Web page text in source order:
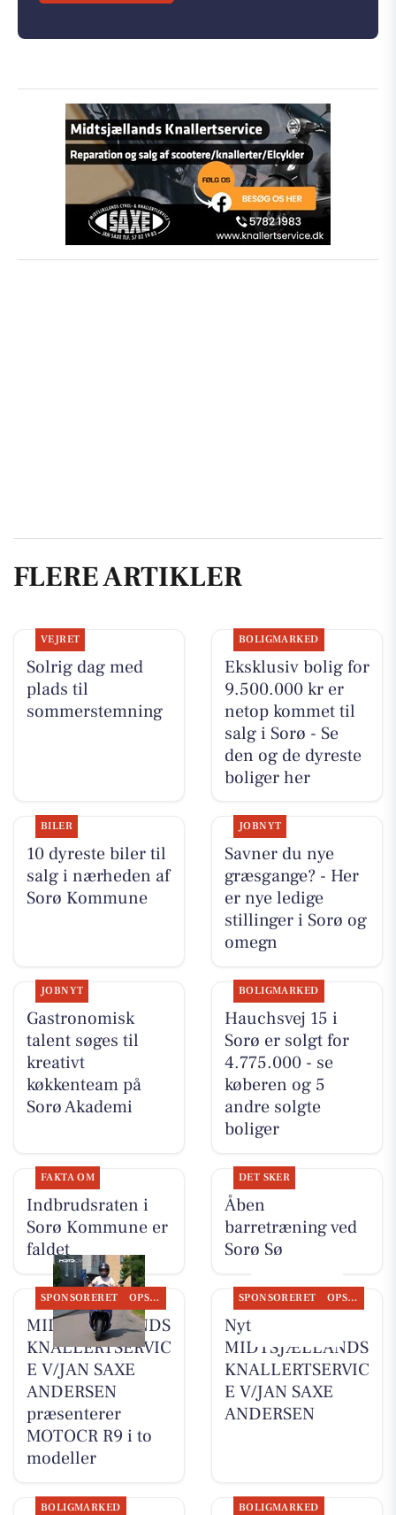
FLERE ARTIKLER
VEJRET
Solrig dag med
plads til
sommerstemning
BOLIGMARKED
Eksklusiv bolig for
9.500.000 kr er
netop kommet til
salg i Sorø - Se
den og de dyreste
boliger her
BILER
10 dyreste biler til
salg i nærheden af
Sorø Kommune
JOBNYT
Savner du nye
græsgange? - Her
er nye ledige
stillinger i Sorø og
omegn
JOBNYT
Gastronomisk
talent søges til
kreativt
køkkenteam på
Sorø Akademi
BOLIGMARKED
Hauchsvej 15 i
Sorø er solgt for
4.775.000 - se
køberen og 5
andre solgte
boliger
FAKTA OM
Indbrudsraten i
Sorø Kommune er
faldet
DET SKER
Åben
barretræning ved
Sorø Sø
SPONSORERET OPSLAGSTAVLEN
MIDTSJÆLLANDS
KNALLERTSERVIC
E V/JAN SAXE
ANDERSEN
præsenterer
MOTOCR R9 i to
modeller
SPONSORERET OPSLAGSTAVLEN
Nyt fra
MIDTSJÆLLANDS
KNALLERTSERVIC
E V/JAN SAXE
ANDERSEN
BOLIGMARKED BOLIGMARKED